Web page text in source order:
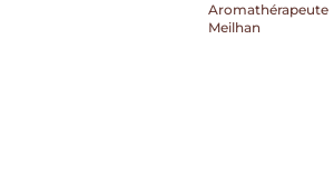
Aromathérapeute
Meilhan